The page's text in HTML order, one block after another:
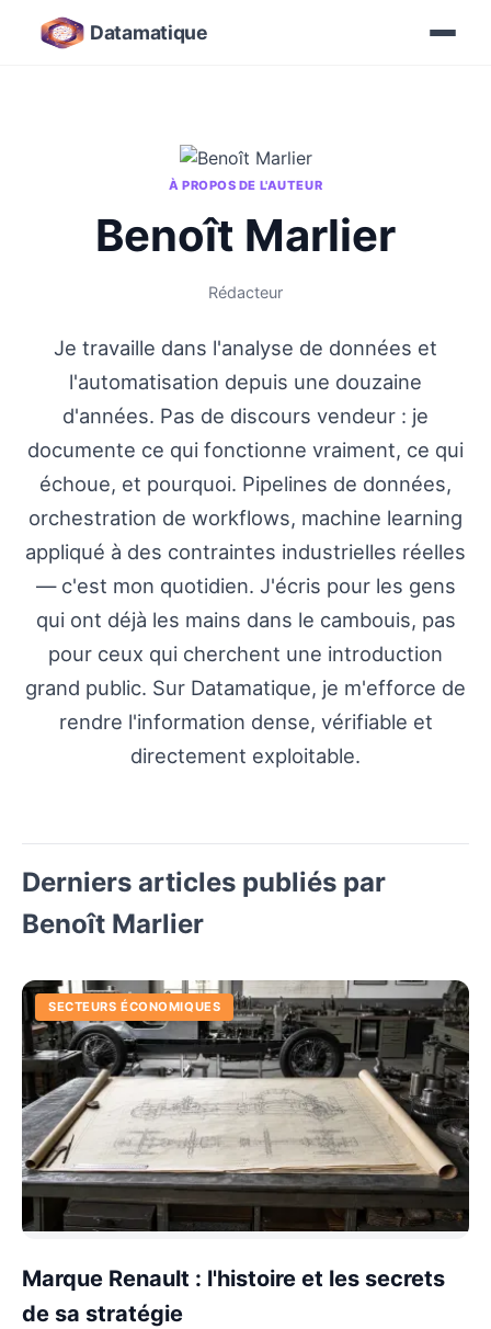
Datamatique
À PROPOS DE L'AUTEUR
Benoît Marlier
Rédacteur
Je travaille dans l'analyse de données et
l'automatisation depuis une douzaine
d'années. Pas de discours vendeur : je
documente ce qui fonctionne vraiment, ce qui
échoue, et pourquoi. Pipelines de données,
orchestration de workflows, machine learning
appliqué à des contraintes industrielles réelles
— c'est mon quotidien. J'écris pour les gens
qui ont déjà les mains dans le cambouis, pas
pour ceux qui cherchent une introduction
grand public. Sur Datamatique, je m'efforce de
rendre l'information dense, vérifiable et
directement exploitable.
Derniers articles publiés par
Benoît Marlier
SECTEURS ÉCONOMIQUES
Marque Renault : l'histoire et les secrets
de sa stratégie